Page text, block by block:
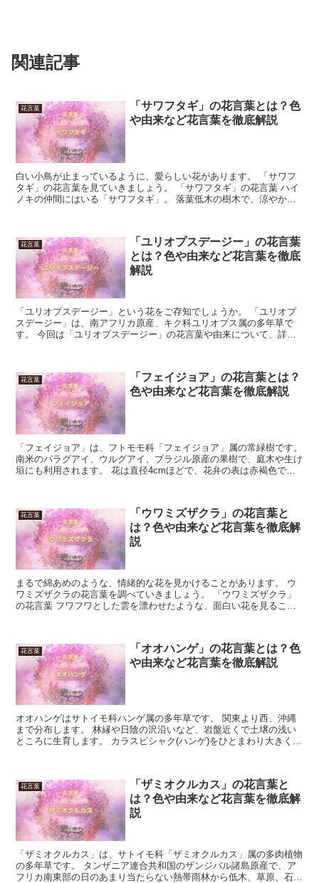
関連記事
花言葉
「サワフタギ」の花言葉とは？色
や由来など花言葉を徹底解説
白い小鳥が止まっているように、愛らしい花があります。 「サワフ
タギ」の花言葉を見ていきましょう。 「サワフタギ」の花言葉 ハイ
ノキの仲間にはいる「サワフタギ」。 落葉低木の樹木で、涼やかな
花言葉
「ユリオプスデージー」の花言葉
とは？色や由来など花言葉を徹底
解説
「ユリオプスデージー」という花をご存知でしょうか。 「ユリオプ
スデージー」は、南アフリカ原産、キク科ユリオプス属の多年草で
す。 今回は「ユリオプスデージー」の花言葉や由来について、詳し
花言葉
「フェイジョア」の花言葉とは？
色や由来など花言葉を徹底解説
「フェイジョア」は、フトモモ科「フェイジョア」属の常緑樹です。
南米のパラグアイ、ウルグアイ、ブラジル原産の果樹で、庭木や生け
垣にも利用されます。 花は直径4cmほどで、花弁の表は赤褐色で裏
花言葉
「ウワミズザクラ」の花言葉と
は？色や由来など花言葉を徹底解
説
まるで綿あめのような、情緒的な花を見かけることがあります。 ウ
ワミズザクラの花言葉を調べていきましょう。 「ウワミズザクラ」
の花言葉 フワフワとした雲を漂わせたような、面白い花を見ること
花言葉
「オオハンゲ」の花言葉とは？色
や由来など花言葉を徹底解説
オオハンゲはサトイモ科ハンゲ属の多年草です。 関東より西、沖縄
まで分布します。 林縁や日陰の沢沿いなど、岩盤近くで土壌の浅い
ところに生育します。 カラスビシャク(ハンゲ)をひとまわり大きくし
花言葉
「ザミオクルカス」の花言葉と
は？色や由来など花言葉を徹底解
説
「ザミオクルカス」は、サトイモ科「ザミオクルカス」属の多肉植物
の多年草です。 タンザニア連合共和国のザンジバル諸島原産で、ア
フリカ南東部の日のあまり当たらない熱帯雨林から低木、草原、石の